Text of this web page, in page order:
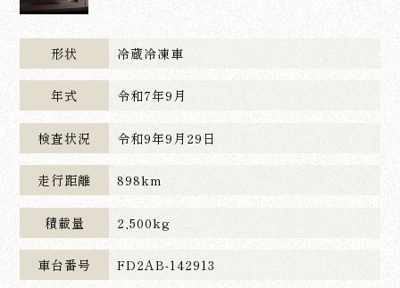
形状 冷蔵冷凍車
年式 令和7年9月
検査状況 令和9年9月29日
走行距離 898km
積載量 2,500kg
車台番号 FD2AB-142913